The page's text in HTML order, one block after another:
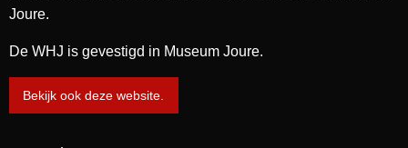
Joure.
De WHJ is gevestigd in Museum Joure.
Bekijk ook deze website.